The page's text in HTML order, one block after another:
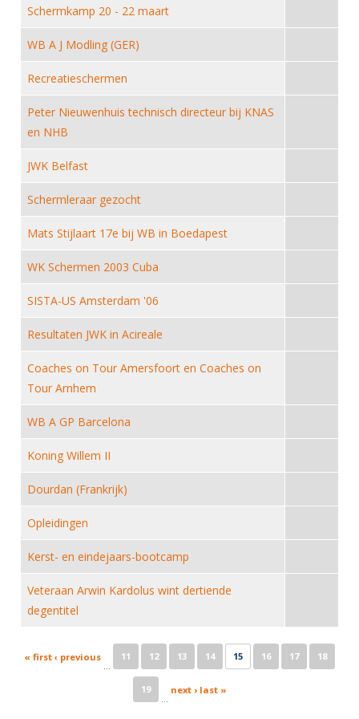
Website
Handleiding
Historie
Organisatie
Bestuur
Commissies
Leden van Verdiensten
Vacatures
Bondsbureau
Contact
Medewerkers
Formulieren
Alle Verenigingen
Nieuws
Verenigingsondersteuning
Witte Vlekkenplan
Overschrijven leden
Inschrijven
Reglementen
Materiaal
Schermpaspoort
Rolstoelschermen
Wedstrijdkalender
KNAS Keurmerk
NK's
JPT
JEC
Nieuws
Aanvragen van scheidsrechters
Scheidsrechterslijst
Import inschrijvingen uit Nahouw
Verwerk wedstrijduitslagen
NK organiseren
Promotie en logo
Geschiedenis van het schermen
DBT
FBT
SBT
Atletencommissie
Internationale aanmeldingen
Brassardsysteem
Nieuws
Nationale opleidingen
Opleidingen
Leraar
Nieuws
Scheidsrechterslijst
Scheidsrechter Documentatie
Opleidingen
Tuchtzaken
Infotheek
Bibliotheek
ALV
Touché
Nieuws
NK organiseren
Schermkamp 20 - 22 maart
WB A J Modling (GER)
Recreatieschermen
Peter Nieuwenhuis technisch directeur bij KNAS
en NHB
JWK Belfast
Schermleraar gezocht
Mats Stijlaart 17e bij WB in Boedapest
WK Schermen 2003 Cuba
SISTA-US Amsterdam '06
Resultaten JWK in Acireale
Coaches on Tour Amersfoort en Coaches on
Tour Arnhem
WB A GP Barcelona
Koning Willem II
Dourdan (Frankrijk)
Opleidingen
Kerst- en eindejaars-bootcamp
Veteraan Arwin Kardolus wint dertiende
degentitel
Pages
« first ‹ previous
…
11 12 13 14 15 16 17 18
19
…
next › last »